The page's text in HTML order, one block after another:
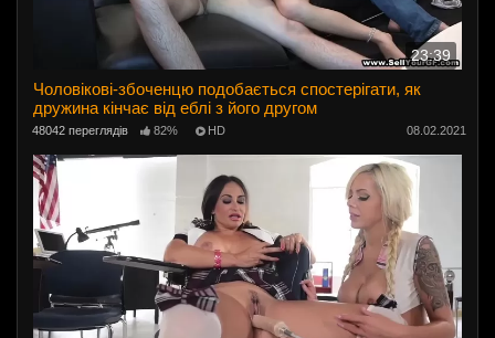
23:39
Чоловікові-збоченцю подобається спостерігати, як
дружина кінчає від еблі з його другом
48042 переглядів 82% HD 08.02.2021